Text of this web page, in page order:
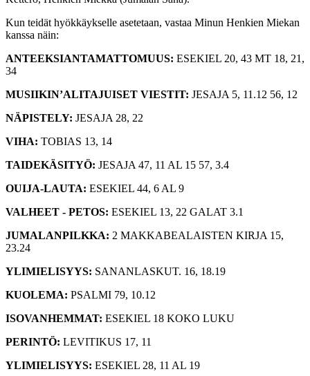
Kun teidät hyökkäykselle asetetaan, vastaa Minun Henkien Miekan
kanssa näin:
ANTEEKSIANTAMATTOMUUS: ESEKIEL 20, 43 MT 18, 21,
34
MUSIIKIN’ALITAJUISET VIESTIT: JESAJA 5, 11.12 56, 12
NÄPISTELY: JESAJA 28, 22
VIHA: TOBIAS 13, 14
TAIDEKÄSITYÖ: JESAJA 47, 11 AL 15 57, 3.4
OUIJA-LAUTA: ESEKIEL 44, 6 AL 9
VALHEET - PETOS: ESEKIEL 13, 22 GALAT 3.1
JUMALANPILKKA: 2 MAKKABEALAISTEN KIRJA 15,
23.24
YLIMIELISYYS: SANANLASKUT. 16, 18.19
KUOLEMA: PSALMI 79, 10.12
ISOVANHEMMAT: ESEKIEL 18 KOKO LUKU
PERINTÖ: LEVITIKUS 17, 11
YLIMIELISYYS: ESEKIEL 28, 11 AL 19